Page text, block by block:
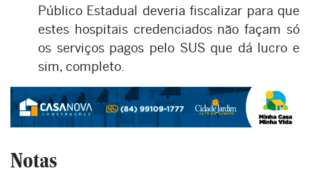
Público Estadual deveria fiscalizar para que
estes hospitais credenciados não façam só
os serviços pagos pelo SUS que dá lucro e
sim, completo.
Notas